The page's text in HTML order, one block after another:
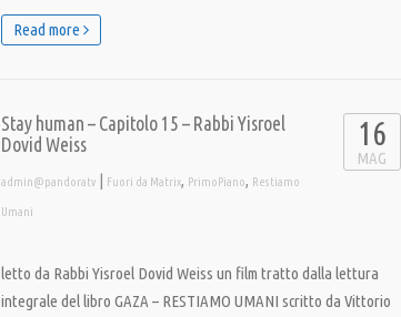
Read more
Stay human – Capitolo 15 – Rabbi Yisroel
Dovid Weiss
admin@pandoratv | Fuori da Matrix, PrimoPiano, Restiamo
Umani
16
MAG
letto da Rabbi Yisroel Dovid Weiss un film tratto dalla lettura
integrale del libro GAZA – RESTIAMO UMANI scritto da Vittorio